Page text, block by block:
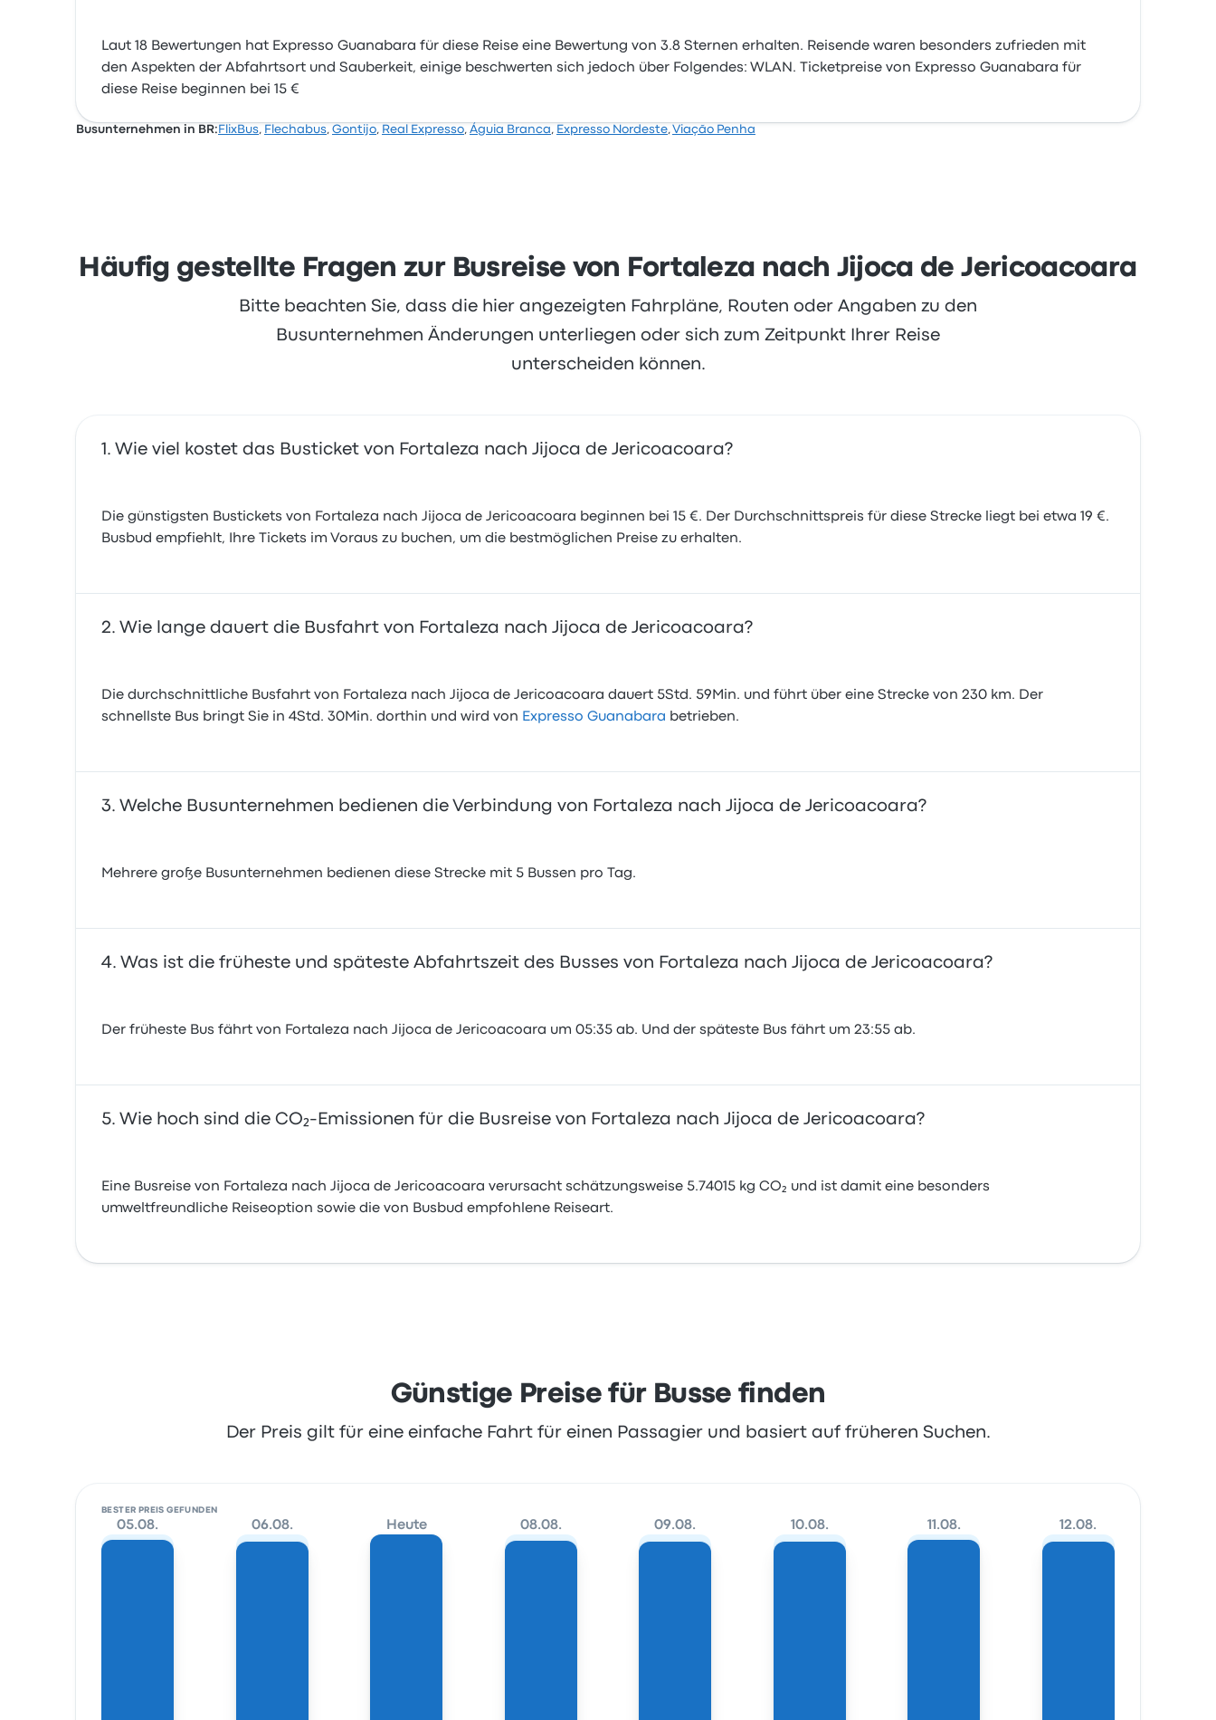
Laut 18 Bewertungen hat Expresso Guanabara für diese Reise eine Bewertung von 3.8 Sternen erhalten. Reisende waren besonders zufrieden mit
den Aspekten der Abfahrtsort und Sauberkeit, einige beschwerten sich jedoch über Folgendes: WLAN. Ticketpreise von Expresso Guanabara für
diese Reise beginnen bei 15 €
Busunternehmen in BR: FlixBus, Flechabus, Gontijo, Real Expresso, Águia Branca, Expresso Nordeste,Viação Penha
Häufig gestellte Fragen zur Busreise von Fortaleza nach Jijoca de Jericoacoara
Bitte beachten Sie, dass die hier angezeigten Fahrpläne, Routen oder Angaben zu den
Busunternehmen Änderungen unterliegen oder sich zum Zeitpunkt Ihrer Reise
unterscheiden können.
Wie viel kostet das Busticket von Fortaleza nach Jijoca de Jericoacoara?
Die günstigsten Bustickets von Fortaleza nach Jijoca de Jericoacoara beginnen bei 15 €. Der Durchschnittspreis für diese Strecke liegt bei etwa 19 €.
Busbud empfiehlt, Ihre Tickets im Voraus zu buchen, um die bestmöglichen Preise zu erhalten.
Wie lange dauert die Busfahrt von Fortaleza nach Jijoca de Jericoacoara?
Die durchschnittliche Busfahrt von Fortaleza nach Jijoca de Jericoacoara dauert 5Std. 59Min. und führt über eine Strecke von 230 km. Der
schnellste Bus bringt Sie in 4Std. 30Min. dorthin und wird von Expresso Guanabara betrieben.
Welche Busunternehmen bedienen die Verbindung von Fortaleza nach Jijoca de Jericoacoara?
Mehrere große Busunternehmen bedienen diese Strecke mit 5 Bussen pro Tag.
Was ist die früheste und späteste Abfahrtszeit des Busses von Fortaleza nach Jijoca de Jericoacoara?
Der früheste Bus fährt von Fortaleza nach Jijoca de Jericoacoara um 05:35 ab. Und der späteste Bus fährt um 23:55 ab.
Wie hoch sind die CO₂-Emissionen für die Busreise von Fortaleza nach Jijoca de Jericoacoara?
Eine Busreise von Fortaleza nach Jijoca de Jericoacoara verursacht schätzungsweise 5.74015 kg CO₂ und ist damit eine besonders
umweltfreundliche Reiseoption sowie die von Busbud empfohlene Reiseart.
Günstige Preise für Busse finden
Der Preis gilt für eine einfache Fahrt für einen Passagier und basiert auf früheren Suchen.
BESTER PREIS GEFUNDEN
05.08. 06.08. Heute 08.08. 09.08. 10.08. 11.08. 12.08.